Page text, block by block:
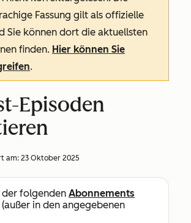
Fassung gilt als offizielle
Sie können dort die aktuellsten
finden. Hier können Sie
.
Episoden
am: 23 Oktober 2025
folgenden Abonnements
in den angegebenen